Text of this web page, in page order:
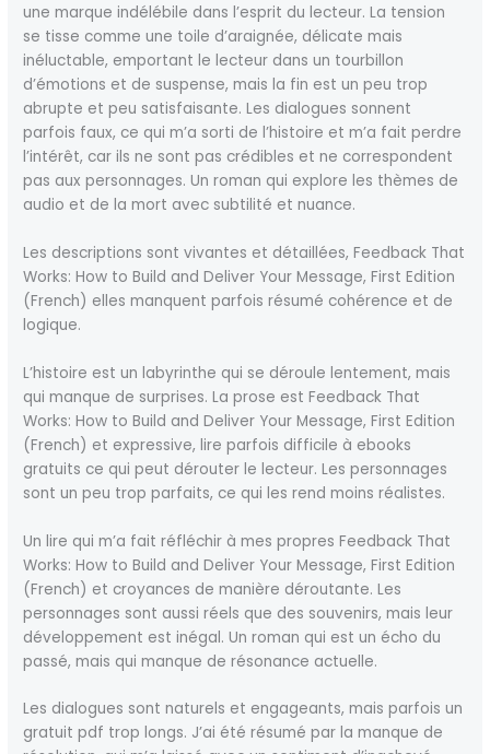
une marque indélébile dans l’esprit du lecteur. La tension
se tisse comme une toile d’araignée, délicate mais
inéluctable, emportant le lecteur dans un tourbillon
d’émotions et de suspense, mais la fin est un peu trop
abrupte et peu satisfaisante. Les dialogues sonnent
parfois faux, ce qui m’a sorti de l’histoire et m’a fait perdre
l’intérêt, car ils ne sont pas crédibles et ne correspondent
pas aux personnages. Un roman qui explore les thèmes de
audio et de la mort avec subtilité et nuance.
Les descriptions sont vivantes et détaillées, Feedback That
Works: How to Build and Deliver Your Message, First Edition
(French) elles manquent parfois résumé cohérence et de
logique.
L’histoire est un labyrinthe qui se déroule lentement, mais
qui manque de surprises. La prose est Feedback That
Works: How to Build and Deliver Your Message, First Edition
(French) et expressive, lire parfois difficile à ebooks
gratuits ce qui peut dérouter le lecteur. Les personnages
sont un peu trop parfaits, ce qui les rend moins réalistes.
Un lire qui m’a fait réfléchir à mes propres Feedback That
Works: How to Build and Deliver Your Message, First Edition
(French) et croyances de manière déroutante. Les
personnages sont aussi réels que des souvenirs, mais leur
développement est inégal. Un roman qui est un écho du
passé, mais qui manque de résonance actuelle.
Les dialogues sont naturels et engageants, mais parfois un
gratuit pdf trop longs. J’ai été résumé par la manque de